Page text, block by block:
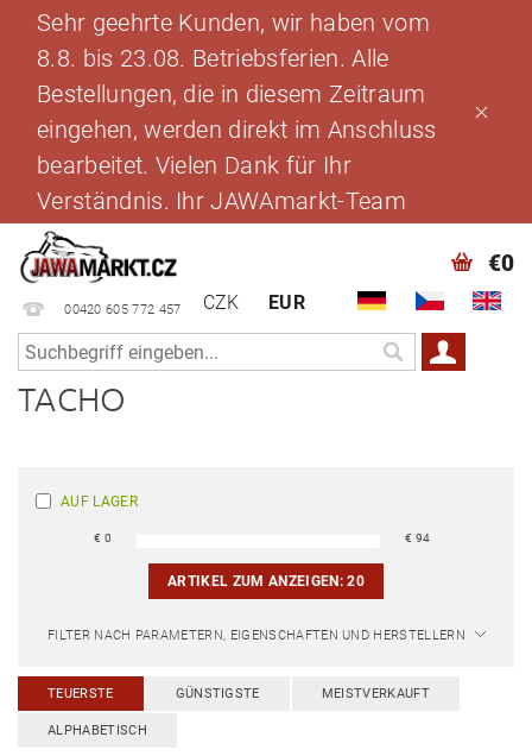
Sehr geehrte Kunden, wir haben vom
8.8. bis 23.08. Betriebsferien. Alle
Bestellungen, die in diesem Zeitraum
eingehen, werden direkt im Anschluss
bearbeitet. Vielen Dank für Ihr
Verständnis. Ihr JAWAmarkt-Team
00420 605 772 457 CZK EUR
€0
TACHO
AUF LAGER
€0 € 94
ARTIKEL ZUM ANZEIGEN:20
FILTER NACH PARAMETERN, EIGENSCHAFTEN UND HERSTELLERN
TEUERSTE GÜNSTIGSTE MEISTVERKAUFT
ALPHABETISCH